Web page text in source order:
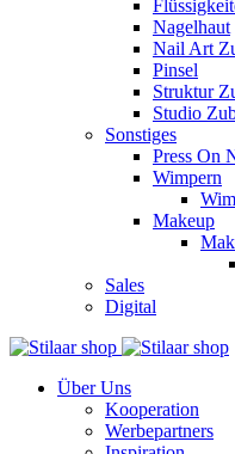
Nagelhaut
Nail Art
Pinsel
Struktur
Studio
Sonstiges
Press On
Wimpern
Makeup
Sales
Digital
Über Uns
Kooperation
Werbepartners